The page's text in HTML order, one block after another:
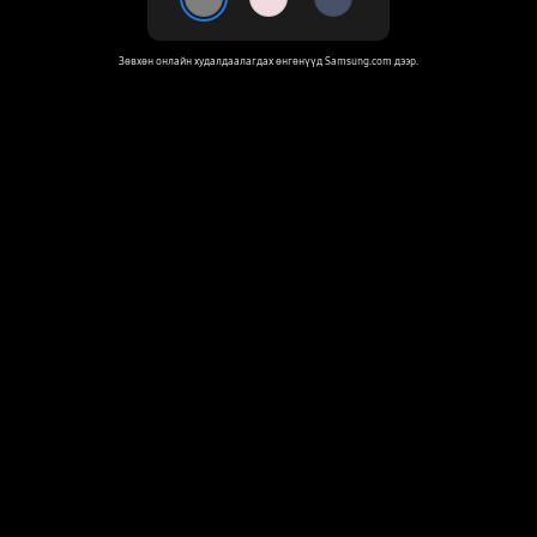
Зөвхөн онлайн худалдаалагдах өнгөнүүд Samsung.com дээр.